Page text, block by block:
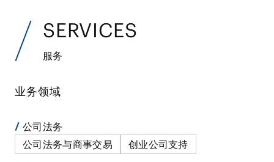
SERVICES
服务
业务领域
公司法务
公司法务与商事交易
创业公司支持